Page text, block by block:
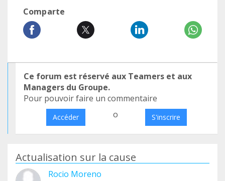
Comparte
Ce forum est réservé aux Teamers et aux
Managers du Groupe.
Pour pouvoir faire un commentaire
Accéder o S'inscrire
Actualisation sur la cause
Rocio Moreno